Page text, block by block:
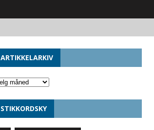
ARTIKKELARKIV
STIKKORDSKY